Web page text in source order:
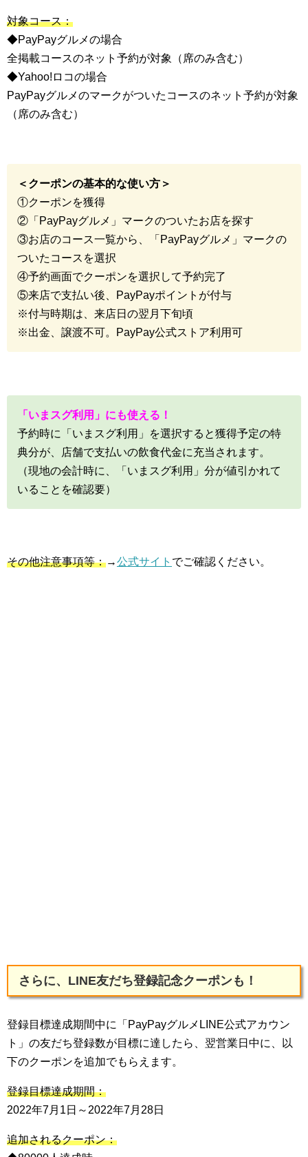
対象コース：
◆PayPayグルメの場合
全掲載コースのネット予約が対象（席のみ含む）
◆Yahoo!ロコの場合
PayPayグルメのマークがついたコースのネット予約が対象
（席のみ含む）
＜クーポンの基本的な使い方＞
①クーポンを獲得
②「PayPayグルメ」マークのついたお店を探す
③お店のコース一覧から、「PayPayグルメ」マークの
ついたコースを選択
④予約画面でクーポンを選択して予約完了
⑤来店で支払い後、PayPayポイントが付与
※付与時期は、来店日の翌月下旬頃
※出金、譲渡不可。PayPay公式ストア利用可
「いまスグ利用」にも使える！
予約時に「いまスグ利用」を選択すると獲得予定の特
典分が、店舗で支払いの飲食代金に充当されます。
（現地の会計時に、「いまスグ利用」分が値引かれて
いることを確認要）
その他注意事項等：→公式サイト でご確認ください。
さらに、LINE友だち登録記念クーポンも！
登録目標達成期間中に「PayPayグルメLINE公式アカウン
ト」の友だち登録数が目標に達したら、翌営業日中に、以
下のクーポンを追加でもらえます。
登録目標達成期間：
2022年7月1日～2022年7月28日
追加されるクーポン：